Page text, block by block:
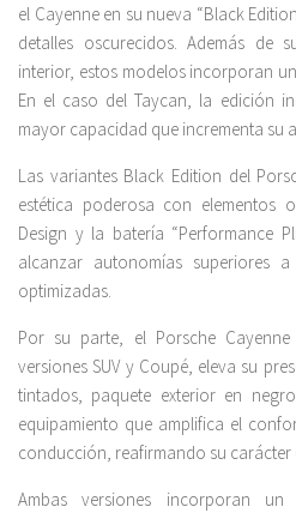
el Cayenne en su nueva “Black
detalles oscurecidos. Además de
interior, estos modelos incorporan
En el caso del Taycan, la edición
mayor capacidad que incrementa su
Las variantes Black Edition del
estética poderosa con elementos
Design y la batería “Performance
alcanzar autonomías superiores
optimizadas.
Por su parte, el Porsche
versiones SUV y Coupé, eleva su
tintados, paquete exterior en
equipamiento que amplifica el
conducción, reafirmando su carácter
Ambas versiones incorporan